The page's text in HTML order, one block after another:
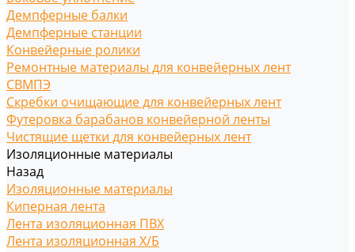
Демпферные балки
Демпферные станции
Конвейерные ролики
Ремонтные материалы для конвейерных лент
СВМПЭ
Скребки очищающие для конвейерных лент
Футеровка барабанов конвейерной ленты
Чистящие щетки для конвейерных лент
Изоляционные материалы
Назад
Изоляционные материалы
Киперная лента
Лента изоляционная ПВХ
Лента изоляционная Х/Б